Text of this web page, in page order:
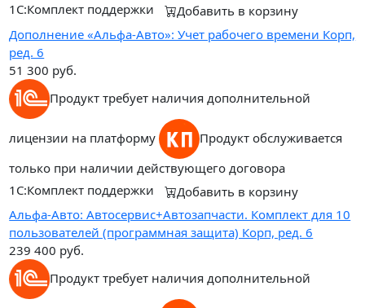
1С:Комплект поддержки
Добавить в корзину
Дополнение «Альфа-Авто»: Учет рабочего времени Корп,
ред. 6
51 300 руб.
Продукт требует наличия дополнительной
лицензии на платформу
Продукт обслуживается
только при наличии действующего договора
1С:Комплект поддержки
Добавить в корзину
Альфа-Авто: Автосервис+Автозапчасти. Комплект для 10
пользователей (программная защита) Корп, ред. 6
239 400 руб.
Продукт требует наличия дополнительной